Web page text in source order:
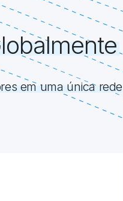
em uma única rede